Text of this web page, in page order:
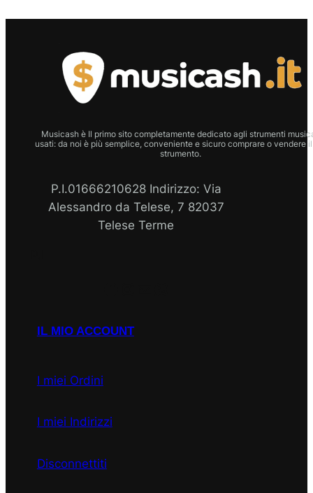
Musicash è Il primo sito completamente dedicato agli strumenti
usati: da noi è più semplice, conveniente e sicuro comprare o vendere
strumento.
P.I.01666210628 Indirizzo: Via
Alessandro da Telese, 7 82037
Telese Terme
IL MIO ACCOUNT
I miei Ordini
I miei Indirizzi
Disconnettiti